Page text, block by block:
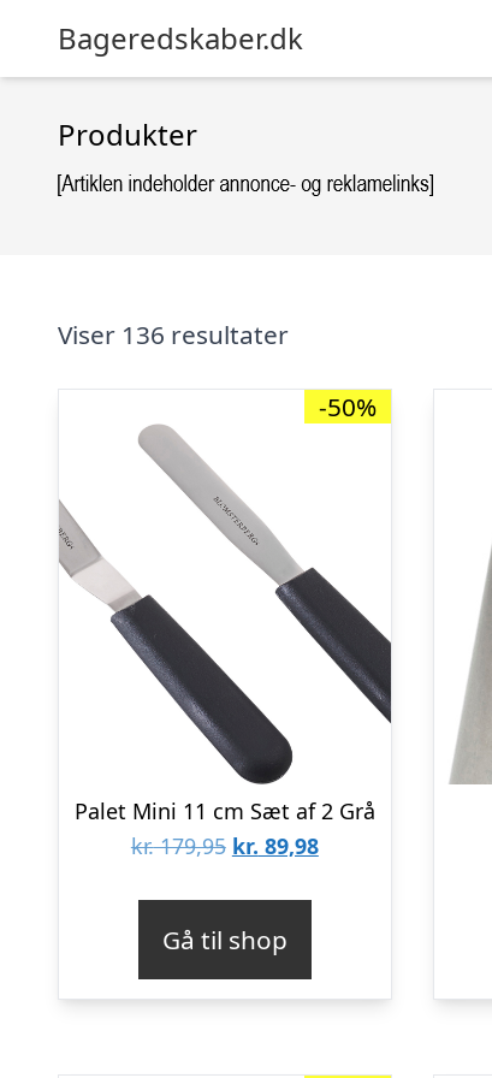
Bageredskaber.dk
Produkter
Viser 136 resultater
-50%
Palet Mini 11 cm Sæt af 2 Grå
kr.179,95 Den
var:
kr. 179,95.
kr. 89,98Den
kr. 89,98.
Gå til shop